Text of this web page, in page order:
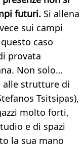
futuri. Si allena
sui campi
caso
provata
Non solo…
alle strutture di
Tsitsipas),
molto forti,
e di spazi
la sua mano